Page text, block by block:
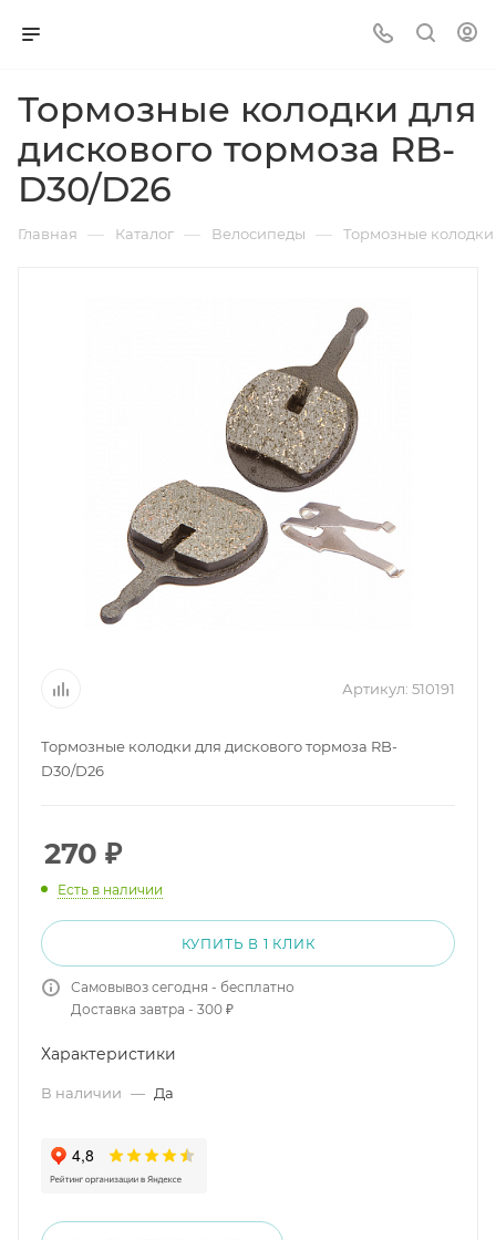
Тормозные колодки для
дискового тормоза RB-
D30/D26
Главная — Каталог — Велосипеды — Тормозные колодки
Артикул: 510191
Тормозные колодки для дискового тормоза RB-
D30/D26
270 ₽
Есть в наличии
КУПИТЬ В 1 КЛИК
Самовывоз сегодня - бесплатно
Доставка завтра - 300 ₽
Характеристики
В наличии — Да